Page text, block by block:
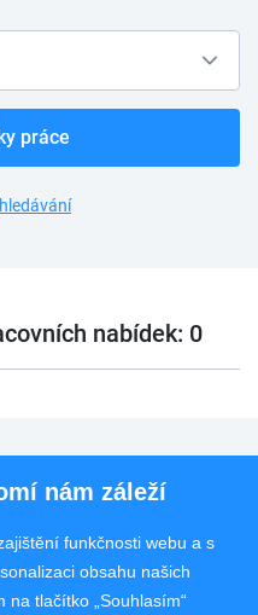
práce
nabídek: 0
nám záleží
funkčnosti webu a s
obsahu našich
na tlačítko „Souhlasím“